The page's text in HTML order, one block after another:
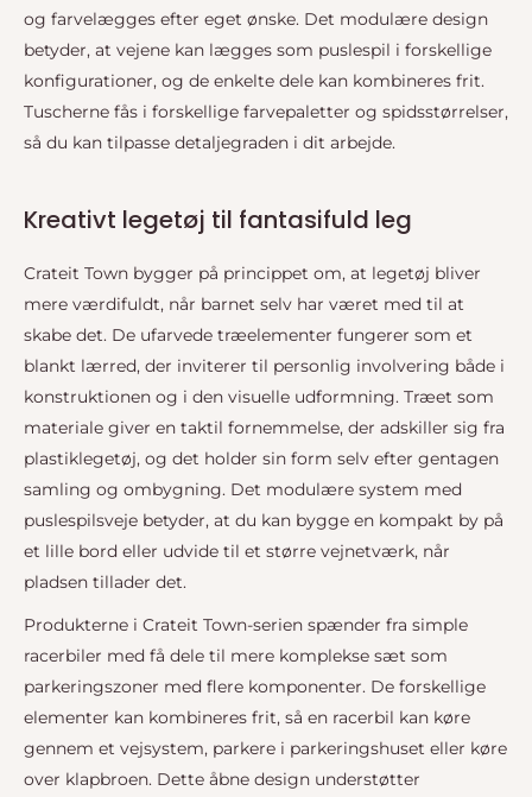
og farvelægges efter eget ønske. Det modulære design
betyder, at vejene kan lægges som puslespil i forskellige
konfigurationer, og de enkelte dele kan kombineres frit.
Tuscherne fås i forskellige farvepaletter og spidsstørrelser,
så du kan tilpasse detaljegraden i dit arbejde.
Kreativt legetøj til fantasifuld leg
Crateit Town bygger på princippet om, at legetøj bliver
mere værdifuldt, når barnet selv har været med til at
skabe det. De ufarvede træelementer fungerer som et
blankt lærred, der inviterer til personlig involvering både i
konstruktionen og i den visuelle udformning. Træet som
materiale giver en taktil fornemmelse, der adskiller sig fra
plastiklegetøj, og det holder sin form selv efter gentagen
samling og ombygning. Det modulære system med
puslespilsveje betyder, at du kan bygge en kompakt by på
et lille bord eller udvide til et større vejnetværk, når
pladsen tillader det.
Produkterne i Crateit Town-serien spænder fra simple
racerbiler med få dele til mere komplekse sæt som
parkeringszoner med flere komponenter. De forskellige
elementer kan kombineres frit, så en racerbil kan køre
gennem et vejsystem, parkere i parkeringshuset eller køre
over klapbroen. Dette åbne design understøtter